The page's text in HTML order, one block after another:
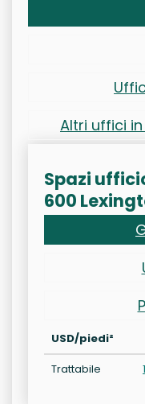
Altri uffici
Spazi
600
USD/piedi²
Trattabile